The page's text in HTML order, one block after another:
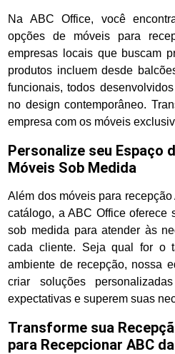
Na ABC Office, você
opções de móveis para
empresas locais que buscam
produtos incluem desde
funcionais, todos
no design contemporâneo.
empresa com os móveis
Personalize seu Espaço
Móveis Sob Medida
Além dos móveis para
catálogo, a ABC Office oferece
sob medida para atender às
cada cliente. Seja qual for o
ambiente de recepção, nossa
criar soluções
expectativas e superem suas
Transforme sua
para Recepcionar ABC